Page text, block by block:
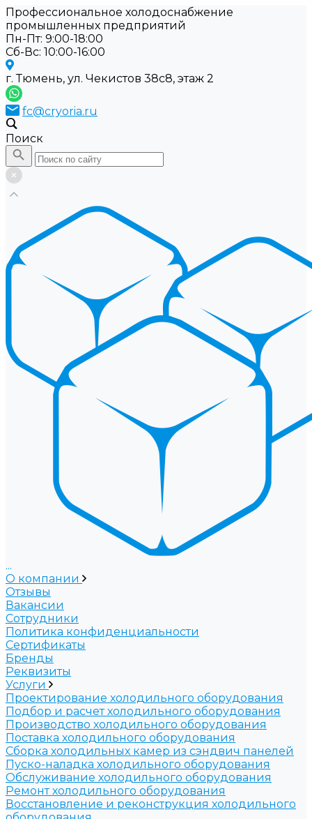
Профессиональное холодоснабжение
промышленных предприятий
Пн-Пт: 9:00-18:00
Cб-Вс: 10:00-16:00
г. Тюмень, ул. Чекистов 38с8, этаж 2
fc@cryoria.ru
Поиск
...
О компании
Отзывы
Вакансии
Сотрудники
Политика конфиденциальности
Сертификаты
Бренды
Реквизиты
Услуги
Проектирование холодильного оборудования
Подбор и расчет холодильного оборудования
Производство холодильного оборудования
Поставка холодильного оборудования
Cборка холодильных камер из сэндвич панелей
Пуско-наладка холодильного оборудования
Обслуживание холодильного оборудования
Ремонт холодильного оборудования
Восстановление и реконструкция холодильного